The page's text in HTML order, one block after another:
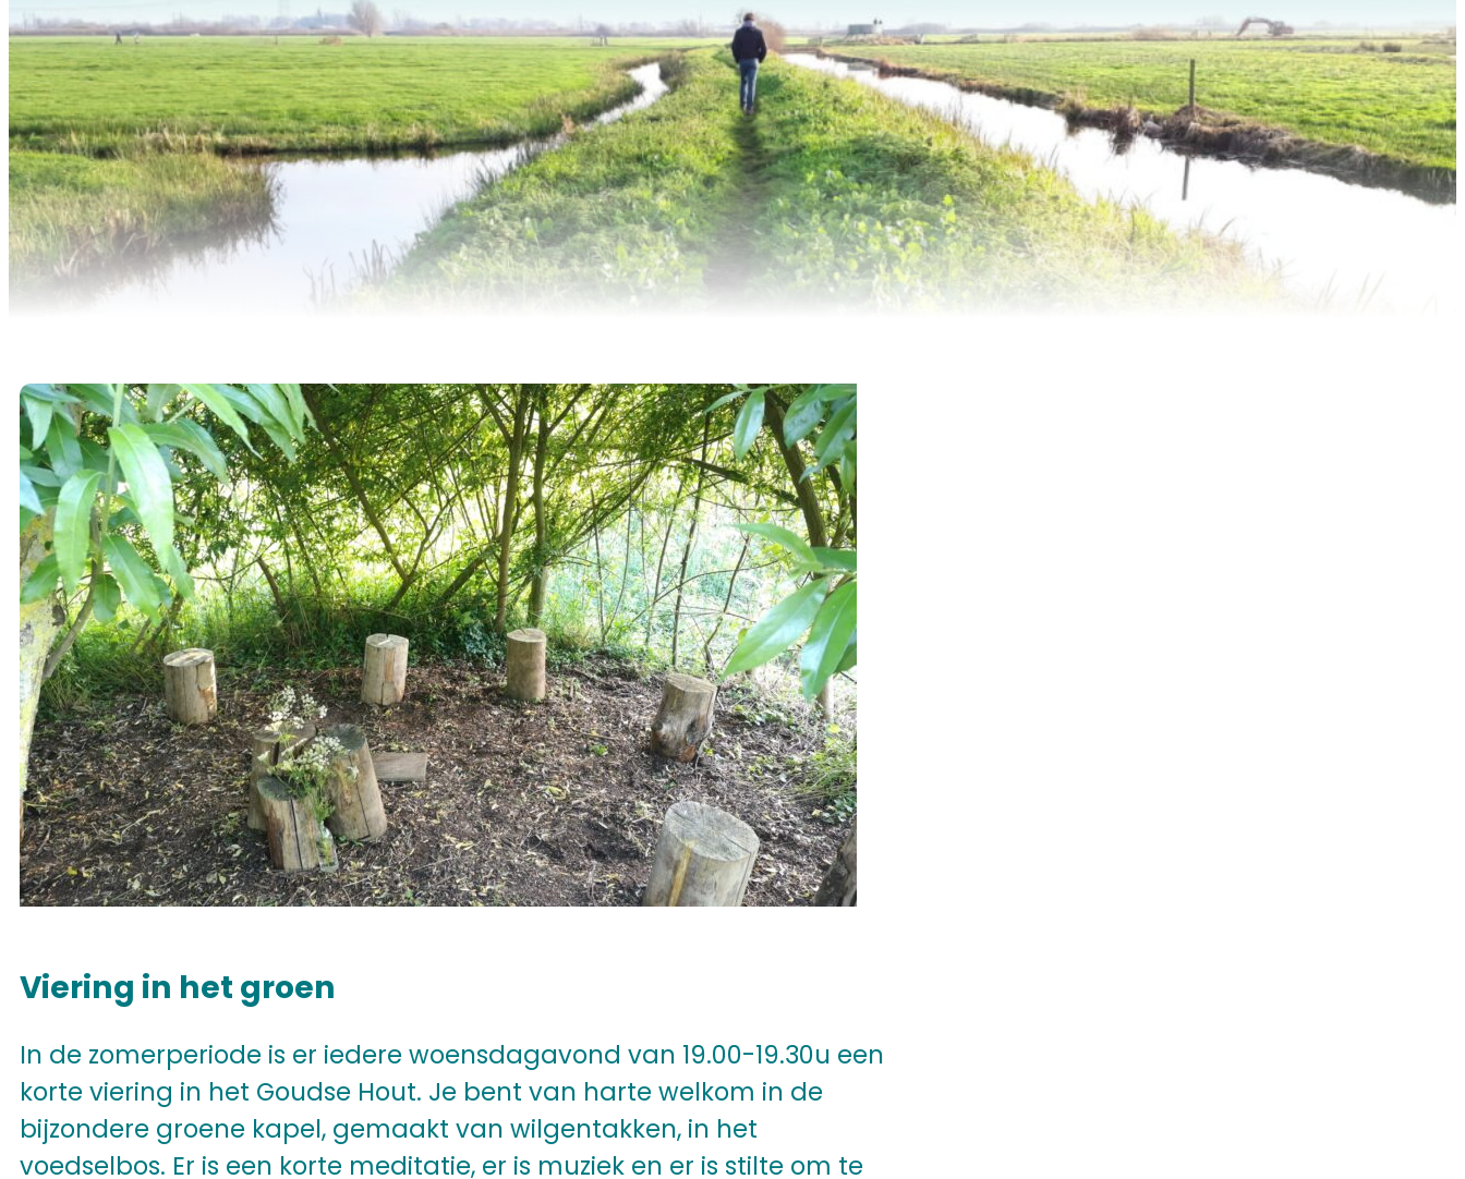
Viering in het groen
In de zomerperiode is er iedere woensdagavond van 19.00-19.30u een
korte viering in het Goudse Hout. Je bent van harte welkom in de
bijzondere groene kapel, gemaakt van wilgentakken, in het
voedselbos. Er is een korte meditatie, er is muziek en er is stilte om te